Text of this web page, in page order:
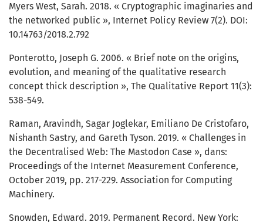
Myers West, Sarah. 2018. « Cryptographic imaginaries and
the networked public », Internet Policy Review 7(2). DOI:
10.14763/2018.2.792
Ponterotto, Joseph G. 2006. « Brief note on the origins,
evolution, and meaning of the qualitative research
concept thick description », The Qualitative Report 11(3):
538-549.
Raman, Aravindh, Sagar Joglekar, Emiliano De Cristofaro,
Nishanth Sastry, and Gareth Tyson. 2019. « Challenges in
the Decentralised Web: The Mastodon Case », dans:
Proceedings of the Internet Measurement Conference,
October 2019, pp. 217-229. Association for Computing
Machinery.
Snowden, Edward. 2019. Permanent Record. New York: